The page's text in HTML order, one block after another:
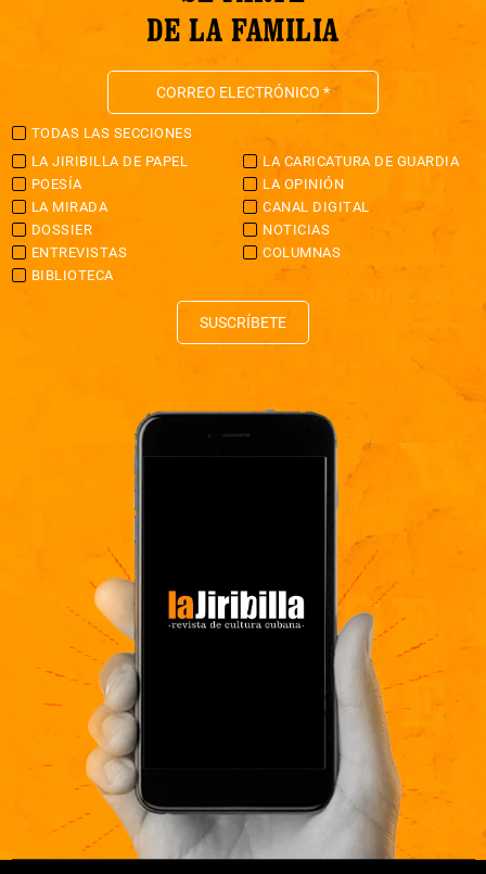
DE LA FAMILIA
TODAS LAS SECCIONES
LA JIRIBILLA DE PAPEL
LA CARICATURA DE GUARDIA
POESÍA
LA OPINIÓN
LA MIRADA
CANAL DIGITAL
DOSSIER
NOTICIAS
ENTREVISTAS
COLUMNAS
BIBLIOTECA
SUSCRÍBETE